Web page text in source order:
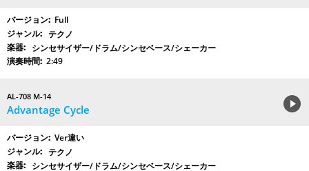
Full
テクノ
シンセサイザー/ドラム/シンセベース/シェーカー
2:49
AL-708 M-14
Advantage Cycle
Ver違い
テクノ
シンセサイザー/ドラム/シンセベース/シェーカー